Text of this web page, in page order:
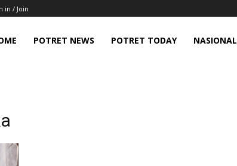
in / Join
POTRET NEWS POTRET TODAY NASIONAL